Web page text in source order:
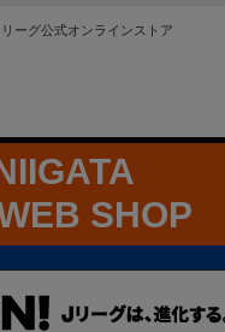
ーグ公式オンラインストア
SHOP